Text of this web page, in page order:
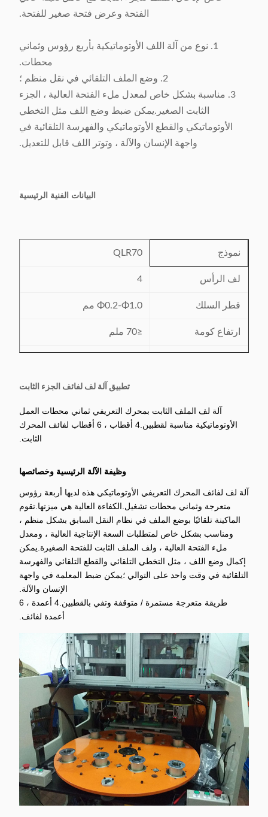
الفتحة وعرض فتحة صغير للفتحة.
1. نوع من آلة اللف الأوتوماتيكية بأربع رؤوس وثماني
محطات.
2. وضع الملف التلقائي في نقل منظم ؛
3. مناسبة بشكل خاص لمعدل ملء الفتحة العالية ، الجزء
الثابت الصغير.يمكن ضبط وضع اللف مثل التخطي
الأوتوماتيكي والقطع الأوتوماتيكي والفهرسة التلقائية في
واجهة الإنسان والآلة ، وتوتر اللف قابل للتعديل.
البيانات الفنية الرئيسية
نموذج QLR70
لف الرأس 4
قطر السلك Φ0.2-Φ1.0 مم
ارتفاع كومة ≤70 ملم
ضغط جوي ≥0.6 ميجا باسكال
شهادة ISO9001 SGS
تطبيق آلة لف لفائف الجزء الثابت
آلة لف الملف الثابت بمحرك التعريفي ثماني محطات العمل
الأوتوماتيكية مناسبة لقطبين.4 أقطاب ، 6 أقطاب لفائف المحرك
الثابت.
وظيفة الآلة الرئيسية وخصائصها
آلة لف لفائف المحرك التعريفي الأوتوماتيكي هذه لديها أربعة رؤوس
متعرجة وثماني محطات تشغيل.الكفاءة العالية هي ميزتها.تقوم
الماكينة تلقائيًا بوضع الملف في نظام النقل السابق بشكل منظم ،
ومناسب بشكل خاص لمتطلبات السعة الإنتاجية العالية ، ومعدل
ملء الفتحة العالية ، ولف الملف الثابت للفتحة الصغيرة.يمكن
إكمال وضع اللف ، مثل التخطي التلقائي والقطع التلقائي والفهرسة
التلقائية في وقت واحد على التوالي ؛يمكن ضبط المعلمة في واجهة
الإنسان والآلة.
طريقة متعرجة مستمرة / متوقفة وتفي بالقطبين.4 أعمدة ، 6
أعمدة لفائف.